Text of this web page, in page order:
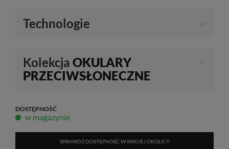
Technologie
Kolekcja OKULARY
PRZECIWSŁONECZNE
DOSTĘPNOŚĆ
w magazynie
SPRAWDŹ DOSTĘPNOŚĆ W SWOJEJ OKOLICY